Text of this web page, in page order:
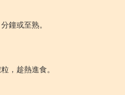
鐘或至熟。
，趁熱進食。